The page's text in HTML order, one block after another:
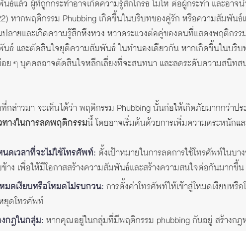
ธ์แล้ว ผู้ที่ถูกกระทำอาจเกิดความรู้สึกโกรธ โมโห ต่อผู้กระทำ และอา
หากพฤติกรรม Phubbing เกิดขึ้นในบริบทของคู่รัก หรือความสัมพัน
ลายและเกิดความรู้สึกหึงหวง หวาดระแวงต่อคู่ของตนที่แสดงพฤติกร
ธ์ และตัดสินใจยุติความสัมพันธ์ ในทำนองเดียวกัน หากเกิดขึ้นในบริบ
ย ๆ บุคคลอาจตัดสินใจหลีกเลี่ยงที่จะสนทนา และลดระดับความสนิท
กล่าวมา จะเห็นได้ว่า พฤติกรรม Phubbing นั้นก่อให้เกิดภัยมากกว่า
ทางในการลดพฤติกรรมนี้ โดยอาจเริ่มต้นด้วยการเพิ่มความตระหนักแ
ดเวลาที่จะไม่ใช้โทรศัพท์: ตั้งเป้าหมายในการลดการใช้โทรศัพท์ในบ
าง เพื่อให้มีโอกาสสร้างความสัมพันธ์และสร้างความสนใจต่อกันมากขึ้น
มดเงียบหรือโหมดไม่รบกวน: การตั้งค่าโทรศัพท์ให้เข้าสู่โหมดเงียบหรื
ยุดโทรศัพท์
กฎในกลุ่ม: หากคุณอยู่ในกลุ่มที่มีพฤติกรรม phubbing กันอยู่ สร้างกฎ